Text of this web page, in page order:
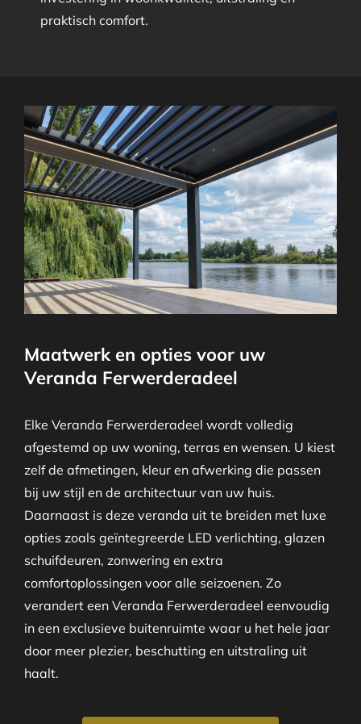
praktisch comfort.
Maatwerk en opties voor uw
Veranda Ferwerderadeel
Elke Veranda Ferwerderadeel wordt volledig
afgestemd op uw woning, terras en wensen. U kiest
zelf de afmetingen, kleur en afwerking die passen
bij uw stijl en de architectuur van uw huis.
Daarnaast is deze veranda uit te breiden met luxe
opties zoals geïntegreerde LED verlichting, glazen
schuifdeuren, zonwering en extra
comfortoplossingen voor alle seizoenen. Zo
verandert een Veranda Ferwerderadeel eenvoudig
in een exclusieve buitenruimte waar u het hele jaar
door meer plezier, beschutting en uitstraling uit
haalt.